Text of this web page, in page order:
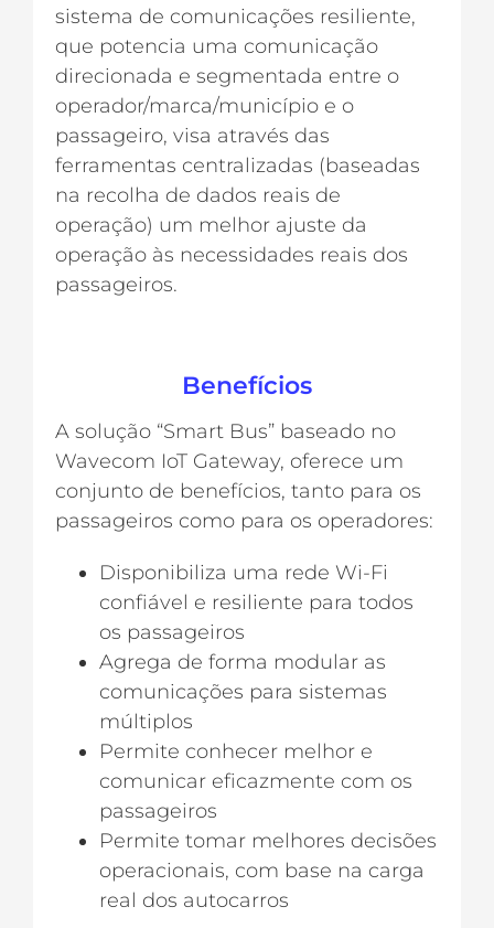
sistema de comunicações resiliente,
que potencia uma comunicação
direcionada e segmentada entre o
operador/marca/município e o
passageiro, visa através das
ferramentas centralizadas (baseadas
na recolha de dados reais de
operação) um melhor ajuste da
operação às necessidades reais dos
passageiros.
Benefícios
A solução “Smart Bus” baseado no
Wavecom IoT Gateway, oferece um
conjunto de benefícios, tanto para os
passageiros como para os operadores:
Disponibiliza uma rede Wi-Fi
confiável e resiliente para todos
os passageiros
Agrega de forma modular as
comunicações para sistemas
múltiplos
Permite conhecer melhor e
comunicar eficazmente com os
passageiros
Permite tomar melhores decisões
operacionais, com base na carga
real dos autocarros